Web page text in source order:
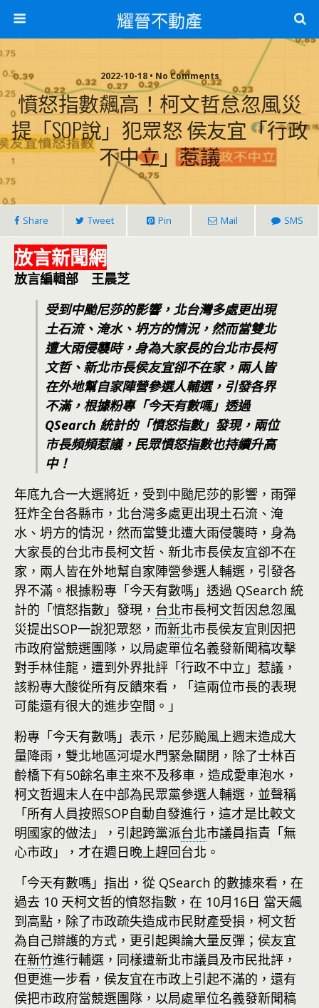
耀晉不動產
2022-10-18 • No Comments
憤怒指數飆高！柯文哲怠忽風災
提「SOP說」犯眾怒 侯友宜「行政
不中立」惹議
Share Tweet Pin Mail SMS
放言新聞網
放言編輯部 王晨芝
受到中颱尼莎的影響，北台灣多處更出現
土石流、淹水、坍方的情況，然而當雙北
遭大雨侵襲時，身為大家長的台北市長柯
文哲、新北市長侯友宜卻不在家，兩人皆
在外地幫自家陣營參選人輔選，引發各界
不滿，根據粉專「今天有數嗎」透過
QSearch 統計的「憤怒指數」發現，兩位
市長頻頻惹議，民眾憤怒指數也持續升高
中！
年底九合一大選將近，受到中颱尼莎的影響，雨彈
狂炸全台各縣市，北台灣多處更出現土石流、淹
水、坍方的情況，然而當雙北遭大雨侵襲時，身為
大家長的台北市長柯文哲、新北市長侯友宜卻不在
家，兩人皆在外地幫自家陣營參選人輔選，引發各
界不滿。根據粉專「今天有數嗎」透過 QSearch 統
計的「憤怒指數」發現， 台北市長柯文哲因怠忽風
災提出SOP一說犯眾怒，而新北市長侯友宜則因把
市政府當競選團隊，以局處單位名義發新聞稿攻擊
對手林佳龍，遭到外界批評「行政不中立」惹議，
該粉專大酸從所有反饋來看，「這兩位市長的表現
可能還有很大的進步空間。」
粉專「今天有數嗎」表示，尼莎颱風上週末造成大
量降雨，雙北地區河堤水門緊急關閉，除了士林百
齡橋下有50餘名車主來不及移車，造成愛車泡水，
柯文哲週末人在中部為民眾黨參選人輔選，並聲稱
「所有人員按照SOP自動自發進行，這才是比較文
明國家的做法」，引起跨黨派台北市議員指責「無
心市政」，才在週日晚上趕回台北。
「今天有數嗎」指出，從 QSearch 的數據來看，在
過去 10 天柯文哲的憤怒指數，在 10月16日 當天飆
到高點，除了市政疏失造成市民財產受損，柯文哲
為自己辯護的方式，更引起輿論大量反彈；侯友宜
在新竹進行輔選，同樣遭新北市議員及市民批評，
但更進一步看，侯友宜在市政上引起不滿的，還有
侯把市政府當競選團隊，以局處單位名義發新聞稿